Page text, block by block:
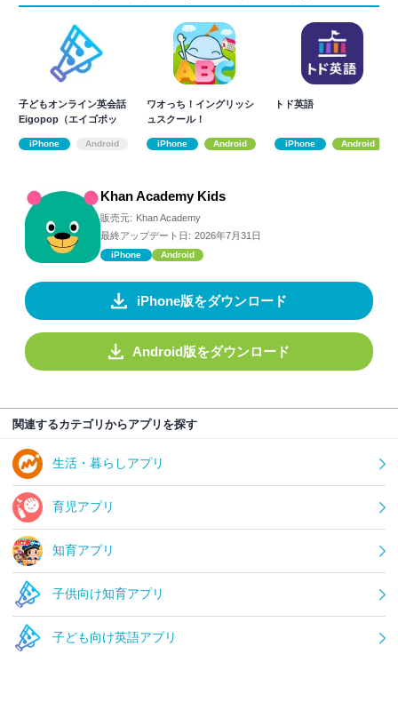
子どもオンライン英会話
Eigopop（エイゴポッ
iPhone Android
ワオっち！イングリッシ
ュスクール！
iPhone Android
トド英語
iPhone Android
Khan Academy Kids
販売元: Khan Academy
最終アップデート日: 2026年7月31日
iPhone Android
iPhone版をダウンロード
Android版をダウンロード
関連するカテゴリからアプリを探す
生活・暮らしアプリ
育児アプリ
知育アプリ
子供向け知育アプリ
子ども向け英語アプリ